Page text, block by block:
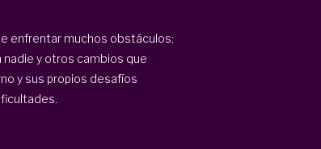
enfrentar muchos obstáculos;
nadie y otros cambios que
y sus propios desafíos